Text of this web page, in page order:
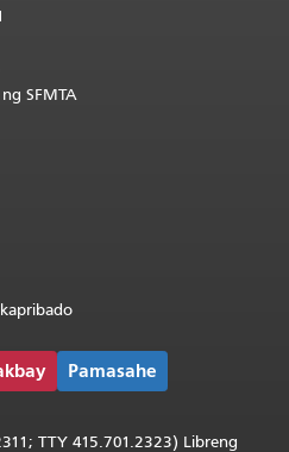
SFMTA
Pamasahe
TTY 415.701.2323) Libreng